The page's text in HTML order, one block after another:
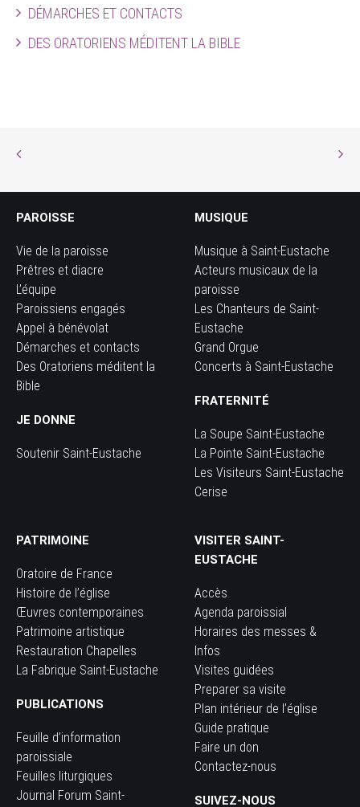
DÉMARCHES ET CONTACTS
DES ORATORIENS MÉDITENT LA BIBLE
PAROISSE
Vie de la paroisse
Prêtres et diacre
L’équipe
Paroissiens engagés
Appel à bénévolat
Démarches et contacts
Des Oratoriens méditent la
Bible
JE DONNE
Soutenir Saint-Eustache
MUSIQUE
Musique à Saint-Eustache
Acteurs musicaux de la
paroisse
Les Chanteurs de Saint-
Eustache
Grand Orgue
Concerts à Saint-Eustache
FRATERNITÉ
La Soupe Saint-Eustache
La Pointe Saint-Eustache
Les Visiteurs Saint-Eustache
Cerise
PATRIMOINE
Oratoire de France
Histoire de l’église
Œuvres contemporaines
Patrimoine artistique
Restauration Chapelles
La Fabrique Saint-Eustache
PUBLICATIONS
Feuille d’information
paroissiale
Feuilles liturgiques
Journal Forum Saint-
VISITER SAINT-
EUSTACHE
Accès
Agenda paroissial
Horaires des messes &
Infos
Visites guidées
Preparer sa visite
Plan intérieur de l’église
Guide pratique
Faire un don
Contactez-nous
SUIVEZ-NOUS